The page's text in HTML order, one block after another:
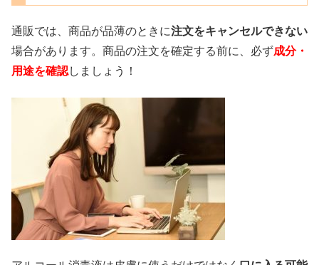
通販では、商品が品薄のときに注文をキャンセルできない
場合があります。商品の注文を確定する前に、必ず成分・
用途を確認しましょう！